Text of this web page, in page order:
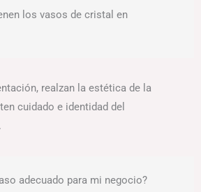
los vasos de cristal en
realzan la estética de la
cuidado e identidad del
adecuado para mi negocio?